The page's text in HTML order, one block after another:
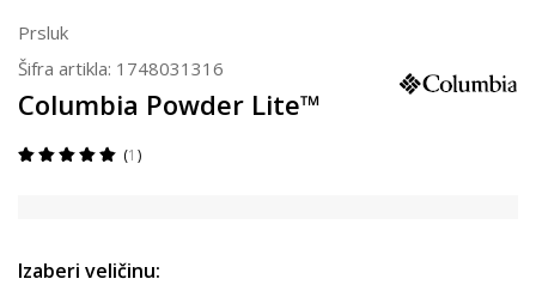
Prsluk
Šifra artikla: 1748031316
Columbia Powder Lite™
1
Izaberi veličinu: